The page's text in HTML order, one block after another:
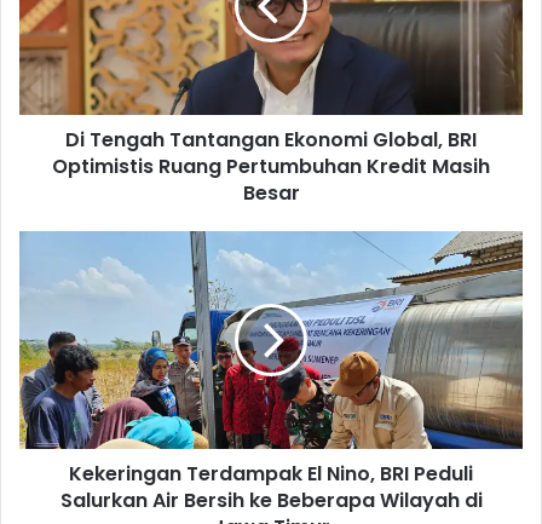
n
g
a
h
T
a
E
k
o
n
o
Di Tengah Tantangan Ekonomi Global, BRI
Optimistis Ruang Pertumbuhan Kredit Masih
Besar
r
i
n
g
a
Kekeringan Terdampak El Nino, BRI Peduli
Salurkan Air Bersih ke Beberapa Wilayah di